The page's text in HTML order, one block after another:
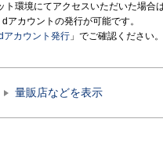
ト環境にてアクセスいただいた場
アカウントの発行が可能です。
アカウント発行 」でご確認ください。
量販店などを表示